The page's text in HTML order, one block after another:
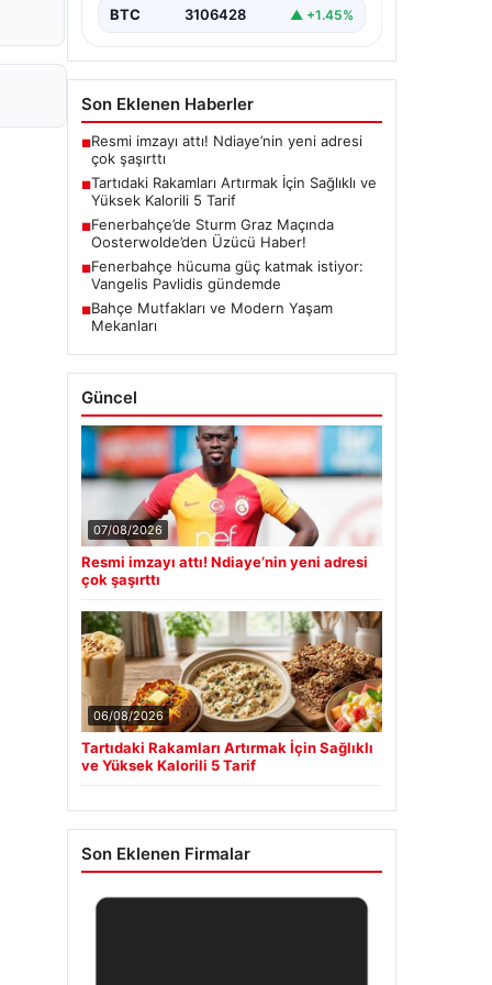
BTC 3106428 ▲ +1.45%
Son Eklenen Haberler
■Resmi imzayı attı! Ndiaye’nin yeni adresi
çok şaşırttı
■Tartıdaki Rakamları Artırmak İçin Sağlıklı ve
Yüksek Kalorili 5 Tarif
■Fenerbahçe’de Sturm Graz Maçında
Oosterwolde’den Üzücü Haber!
■Fenerbahçe hücuma güç katmak istiyor:
Vangelis Pavlidis gündemde
■Bahçe Mutfakları ve Modern Yaşam
Mekanları
Güncel
07/08/2026
Resmi imzayı attı! Ndiaye’nin yeni adresi
çok şaşırttı
06/08/2026
Tartıdaki Rakamları Artırmak İçin Sağlıklı
ve Yüksek Kalorili 5 Tarif
Son Eklenen Firmalar